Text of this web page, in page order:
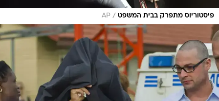
פיסטוריוס מתפרק בבית המשפט /
AP